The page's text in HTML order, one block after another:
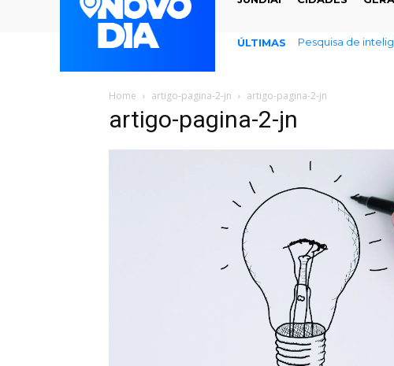
ÚLTIMAS Pesquisa de
Home artigo-pagina-2-jn artigo-pagina-2-jn
artigo-pagina-2-jn